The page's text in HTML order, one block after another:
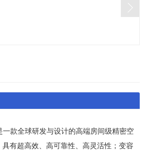
一款全球研发与设计的高端房间级精密空
有超高效、高可靠性、高灵活性；变容